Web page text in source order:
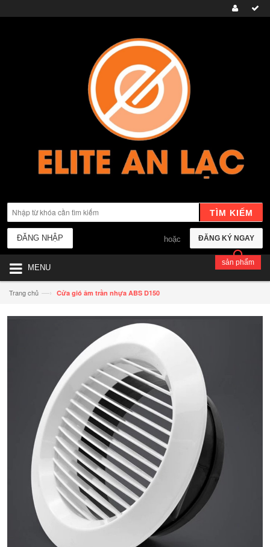
TÌM KIẾM
ĐĂNG KÝ NGAY
hoặc
ĐĂNG NHẬP
MENU
sản phẩm
Trang chủ —› Cửa gió âm trần nhựa ABS D150